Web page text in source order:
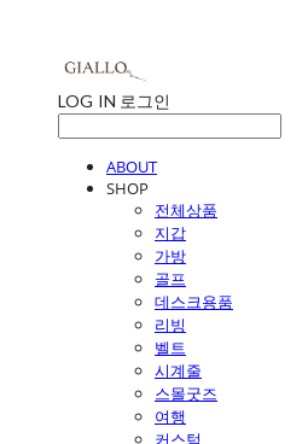
LOG IN 로그인
ABOUT
SHOP
전체상품
지갑
가방
골프
데스크용품
리빙
벨트
시계줄
스몰굿즈
여행
커스텀